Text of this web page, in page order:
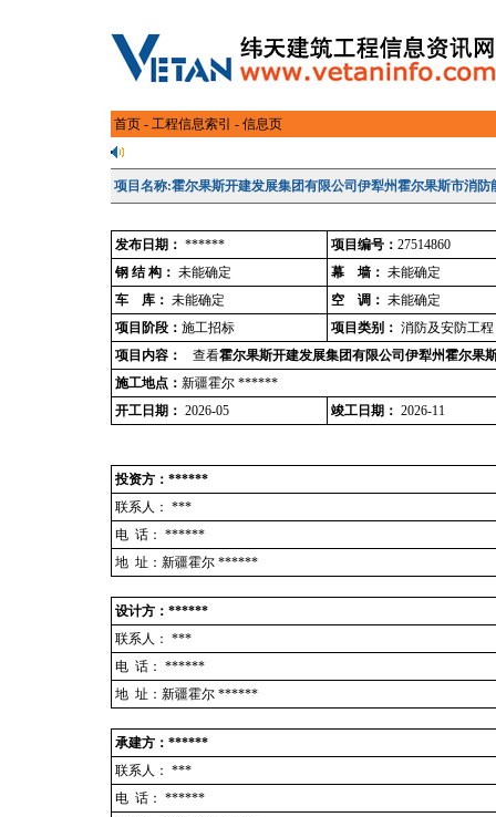
首页 - 工程信息索引 - 信息页
项目名称:霍尔果斯开建发展集团有限公司伊犁州霍尔果斯市消防
发布日期： ****** 项目编号： 27514860
钢 结 构： 未能确定 幕 墙： 未能确定
车 库： 未能确定 空 调： 未能确定
项目阶段： 施工招标 项目类别： 消防及安防工程
项目内容：
查看霍尔果斯开建发展集团有限公司伊犁州霍尔果
施工地点： 新疆霍尔 ******
开工日期： 2026-05 竣工日期： 2026-11
投资方：******
联系人： ***
电 话： ******
地 址：新疆霍尔 ******
设计方：******
联系人： ***
电 话： ******
地 址：新疆霍尔 ******
承建方：******
联系人： ***
电 话： ******